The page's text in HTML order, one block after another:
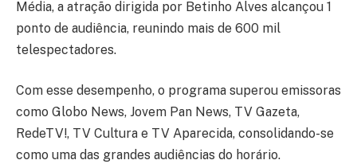
Média, a atração dirigida por Betinho Alves alcançou 1
ponto de audiência, reunindo mais de 600 mil
telespectadores.
Com esse desempenho, o programa superou emissoras
como Globo News, Jovem Pan News, TV Gazeta,
RedeTV!, TV Cultura e TV Aparecida, consolidando-se
como uma das grandes audiências do horário.